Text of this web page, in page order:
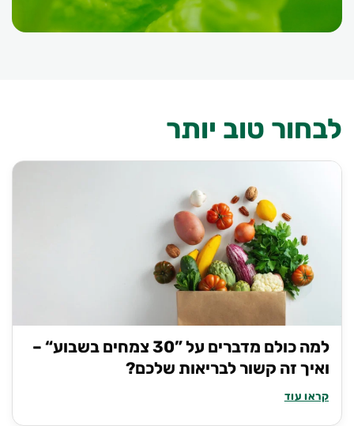
לבחור טוב יותר
למה כולם מדברים על ”30 צמחים בשבוע“ –
ואיך זה קשור לבריאות שלכם?
קראו עוד